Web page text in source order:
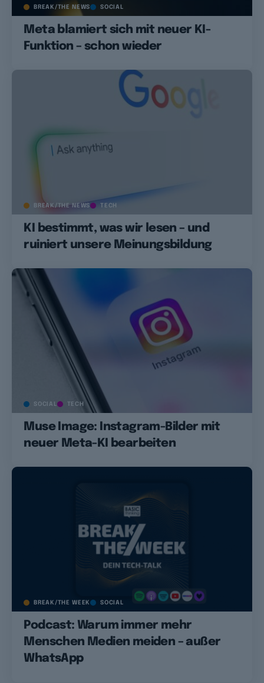
BREAK/THE NEWS SOCIAL
Meta blamiert sich mit neuer KI-
Funktion – schon wieder
BREAK/THE NEWS TECH
KI bestimmt, was wir lesen – und
ruiniert unsere Meinungsbildung
SOCIAL TECH
Muse Image: Instagram-Bilder mit
neuer Meta-KI bearbeiten
BREAK/THE WEEK SOCIAL
Podcast: Warum immer mehr
Menschen Medien meiden – außer
WhatsApp